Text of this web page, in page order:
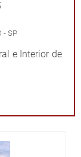
- SP
e Interior de